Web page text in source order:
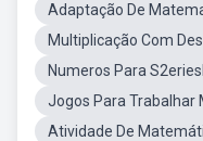
Adaptação De
Multiplicação Com
Numeros Para
Jogos Para Trabalhar
Atividade De